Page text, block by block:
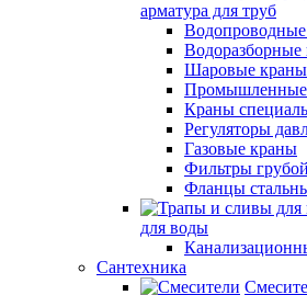
арматура для труб
Водоразборные
Шаровые краны
Промышленные
Краны
Регуляторы
Газовые краны
Фильтры
Фланцы
для воды
Сантехника